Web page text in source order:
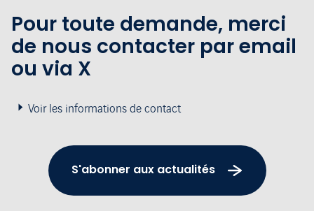
Pour toute demande, merci
de nous contacter par email
ou via X
Voir les informations de contact
S'abonner aux actualités